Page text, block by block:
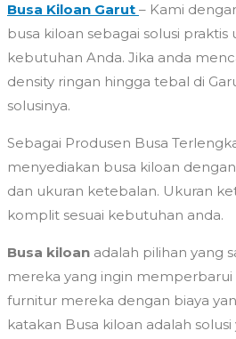
Busa Kiloan Garut – Kami
busa kiloan sebagai solusi
kebutuhan Anda. Jika anda
density ringan hingga tebal di
solusinya.
Sebagai Produsen Busa
menyediakan busa kiloan
dan ukuran ketebalan. Ukuran
komplit sesuai kebutuhan anda.
Busa kiloan adalah pilihan yang
mereka yang ingin
furnitur mereka dengan biaya
katakan Busa kiloan adalah